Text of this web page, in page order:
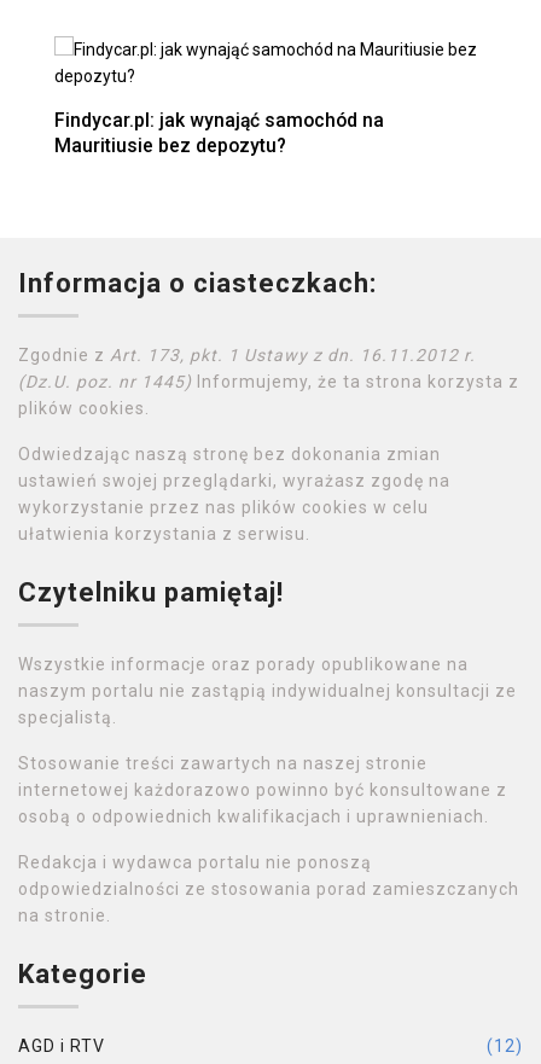
Findycar.pl: jak wynająć samochód na
Mauritiusie bez depozytu?
Informacja o ciasteczkach:
Zgodnie z Art. 173, pkt. 1 Ustawy z dn. 16.11.2012 r.
(Dz.U. poz. nr 1445) Informujemy, że ta strona korzysta z
plików cookies.
Odwiedzając naszą stronę bez dokonania zmian
ustawień swojej przeglądarki, wyrażasz zgodę na
wykorzystanie przez nas plików cookies w celu
ułatwienia korzystania z serwisu.
Czytelniku pamiętaj!
Wszystkie informacje oraz porady opublikowane na
naszym portalu nie zastąpią indywidualnej konsultacji ze
specjalistą.
Stosowanie treści zawartych na naszej stronie
internetowej każdorazowo powinno być konsultowane z
osobą o odpowiednich kwalifikacjach i uprawnieniach.
Redakcja i wydawca portalu nie ponoszą
odpowiedzialności ze stosowania porad zamieszczanych
na stronie.
Kategorie
AGD i RTV
(12)